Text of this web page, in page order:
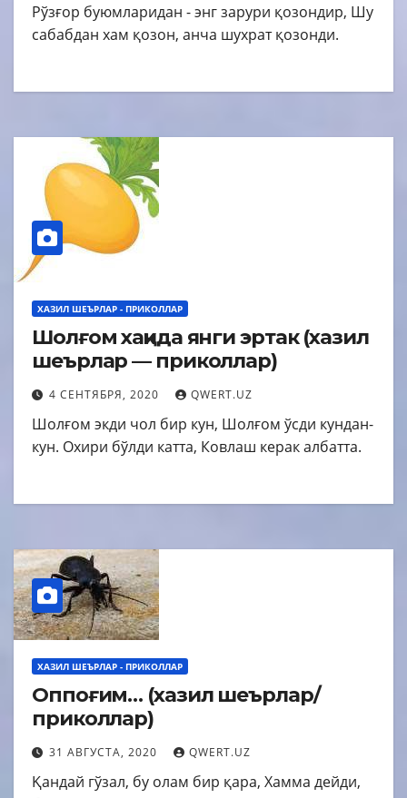
Рўзғор буюмларидан - энг зарури қозондир, Шу
сабабдан хам қозон, анча шухрат қозонди.
ХАЗИЛ ШЕЪРЛАР - ПРИКОЛЛАР
Шолғом хақида янги эртак (хазил
шеърлар — приколлар)
4 СЕНТЯБРЯ, 2020 QWERT.UZ
Шолғом экди чол бир кун, Шолғом ўсди кундан-
кун. Охири бўлди катта, Ковлаш керак албатта.
ХАЗИЛ ШЕЪРЛАР - ПРИКОЛЛАР
Оппоғим… (хазил шеърлар/
приколлар)
31 АВГУСТА, 2020 QWERT.UZ
Қандай гўзал, бу олам бир қара, Хамма дейди,